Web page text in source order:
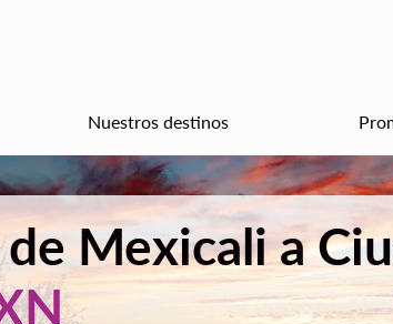
Nuestros destinos
Mexicali a